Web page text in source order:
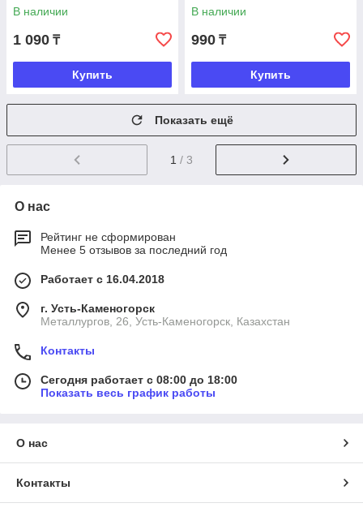
В наличии
1 090 ₸
Купить
В наличии
990 ₸
Купить
Показать ещё
1 / 3
О нас
Рейтинг не сформирован
Менее 5 отзывов за последний год
Работает с 16.04.2018
г. Усть-Каменогорск
Металлургов, 26, Усть-Каменогорск, Казахстан
Контакты
Сегодня работает с 08:00 до 18:00
Показать весь график работы
О нас
Контакты